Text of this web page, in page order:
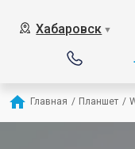
Хабаровск ▼
Главная / Планшет /